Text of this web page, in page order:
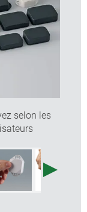
bicolore,
et gris
et
et inférieure ;
inoxydable
à peine
peut-être le
selon les